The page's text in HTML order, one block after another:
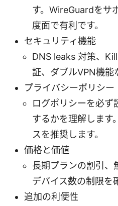
す。WireGuardをサ
度面で有利です。
セキュリティ機能
DNS leaks 対策、
証、ダブルVPN機能
プライバシーポリシー
ログポリシーを必ず
するかを理解します
スを推奨します。
価格と価値
長期プランの割引、
デバイス数の制限を
追加の利便性